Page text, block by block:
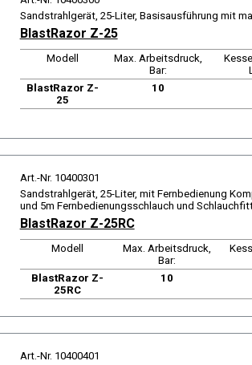
Sandstrahlgerät, 25-Liter, Basisausführung mit
BlastRazor Z-25
Modell
Max. Arbeitsdruck,
Bar:
BlastRazor Z-
25
10
Art.-Nr. 10400301
Sandstrahlgerät, 25-Liter, mit Fernbedienung
und 5m Fernbedienungsschlauch und
BlastRazor Z-25RC
Modell
Max. Arbeitsdruck,
Bar:
BlastRazor Z-
25RC
10
Art.-Nr. 10400401